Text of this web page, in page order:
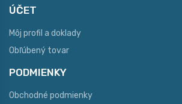
ÚČET
Môj profil a doklady
Obľúbený tovar
PODMIENKY
Obchodné podmienky